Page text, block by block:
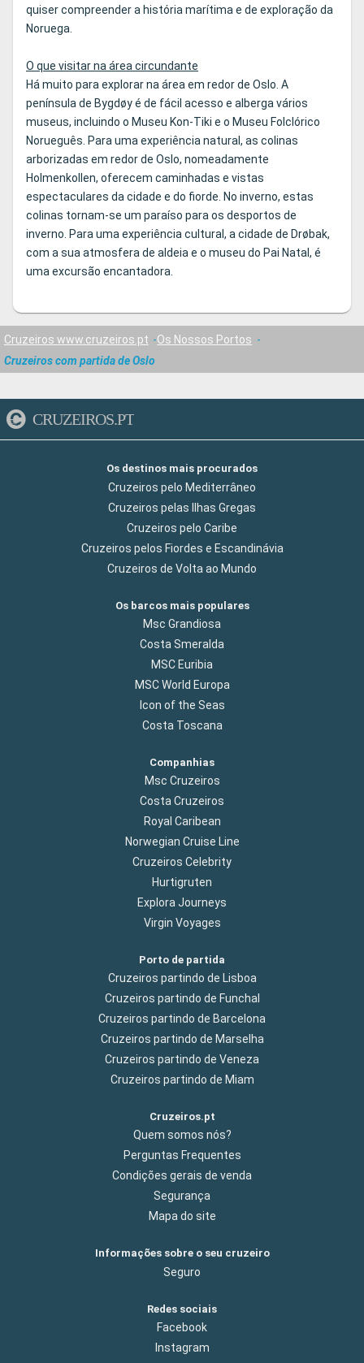
quiser compreender a história marítima e de exploração da
Noruega.
O que visitar na área circundante
Há muito para explorar na área em redor de Oslo. A
península de Bygdøy é de fácil acesso e alberga vários
museus, incluindo o Museu Kon-Tiki e o Museu Folclórico
Norueguês. Para uma experiência natural, as colinas
arborizadas em redor de Oslo, nomeadamente
Holmenkollen, oferecem caminhadas e vistas
espectaculares da cidade e do fiorde. No inverno, estas
colinas tornam-se um paraíso para os desportos de
inverno. Para uma experiência cultural, a cidade de Drøbak,
com a sua atmosfera de aldeia e o museu do Pai Natal, é
uma excursão encantadora.
Cruzeiros www.cruzeiros.pt
Os Nossos Portos
Cruzeiros com partida de Oslo
CRUZEIROS.PT
Os destinos mais procurados
Cruzeiros pelo Mediterrâneo
Cruzeiros pelas Ilhas Gregas
Cruzeiros pelo Caribe
Cruzeiros pelos Fiordes e Escandinávia
Cruzeiros de Volta ao Mundo
Os barcos mais populares
Msc Grandiosa
Costa Smeralda
MSC Euribia
MSC World Europa
Icon of the Seas
Costa Toscana
Companhias
Msc Cruzeiros
Costa Cruzeiros
Royal Caribean
Norwegian Cruise Line
Cruzeiros Celebrity
Hurtigruten
Explora Journeys
Virgin Voyages
Porto de partida
Cruzeiros partindo de Lisboa
Cruzeiros partindo de Funchal
Cruzeiros partindo de Barcelona
Cruzeiros partindo de Marselha
Cruzeiros partindo de Veneza
Cruzeiros partindo de Miam
Cruzeiros.pt
Quem somos nós?
Perguntas Frequentes
Condições gerais de venda
Segurança
Mapa do site
Informações sobre o seu cruzeiro
Seguro
Redes sociais
Facebook
Instagram